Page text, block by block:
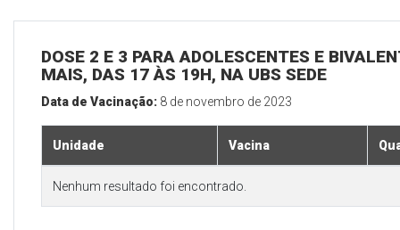
DOSE 2 E 3 PARA ADOLESCENTES E
MAIS, DAS 17 ÀS 19H, NA UBS SEDE
Data de Vacinação: 8 de novembro de 2023
Unidade Vacina
Nenhum resultado foi encontrado.